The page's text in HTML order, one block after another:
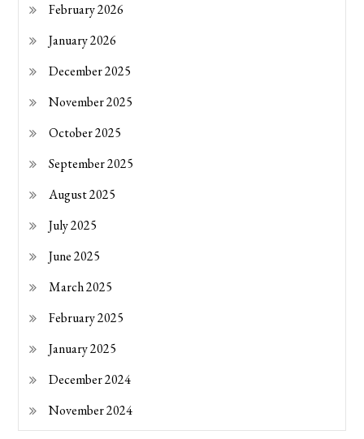
February 2026
January 2026
December 2025
November 2025
October 2025
September 2025
August 2025
July 2025
June 2025
March 2025
February 2025
January 2025
December 2024
November 2024